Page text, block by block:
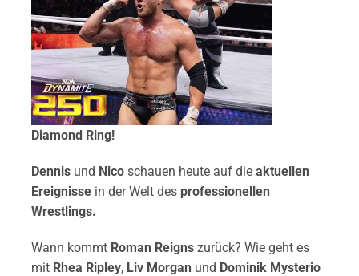
Diamond Ring!
Dennis und Nicoschauen heute auf die aktuellen
Ereignisse in der Welt desprofessionellen
Wrestlings.
Wann kommt Roman Reignszurück? Wie geht es
mit Rhea Ripley, Liv Morgan und Dominik Mysterio